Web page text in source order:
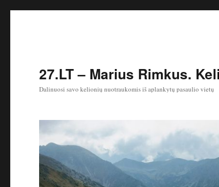
27.LT – Marius Rimkus.
Dalinuosi savo kelionių nuotraukomis iš aplankytų pasaulio vietų